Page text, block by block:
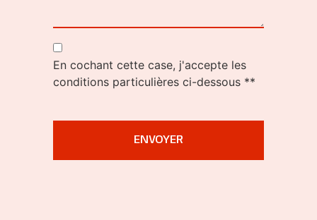
En cochant cette case, j'accepte les
conditions particulières ci-dessous **
ENVOYER